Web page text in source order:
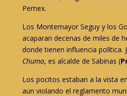
Pemex.
Los Montemayor Seguy y los
acaparan decenas de miles de
donde tienen influencia política.
Chuma, es alcalde de Sabinas (
Los pocitos estaban a la vista
aun violando el reglamento